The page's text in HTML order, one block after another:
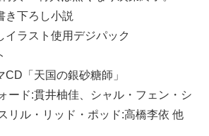
き下ろし小説
ラスト使用デジパック
「天国の銀砂糖師」
ード:貫井柚佳、シャル・フェン・シ
リル・リッド・ポッド:高橋李依 他